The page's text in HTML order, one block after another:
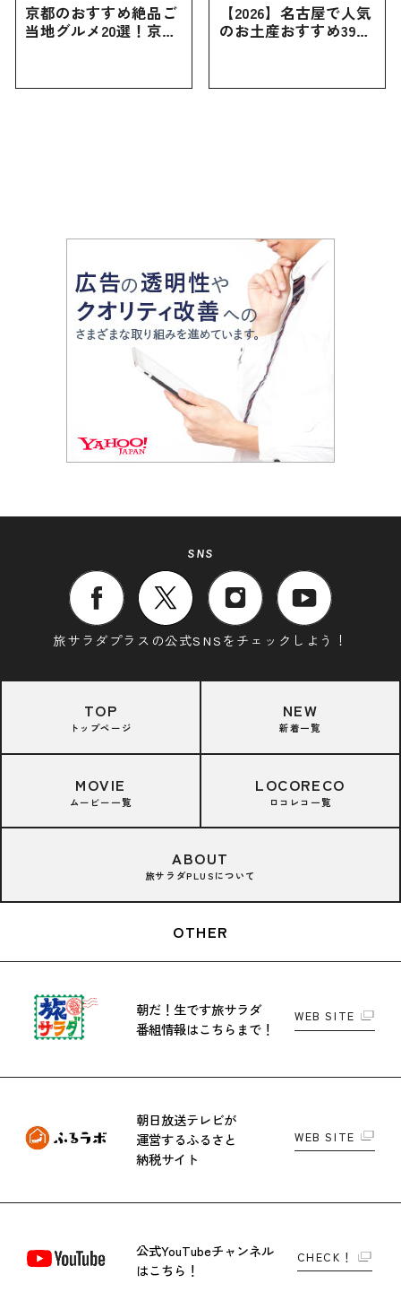
京都のおすすめ絶品ご
当地グルメ20選！京都
【2026】名古屋で人気
のお土産おすすめ39選
お土産・ばらまき用ま
SNS
旅サラダプラスの公式SNSをチェックしよう！
TOP
トップページ
NEW
新着一覧
MOVIE
ムービー一覧
LOCORECO
ロコレコ一覧
ABOUT
旅サラダPLUSについて
OTHER
朝だ！生です旅サラダ
番組情報はこちらまで！
WEB SITE
朝日放送テレビが
運営するふるさと
納税サイト
WEB SITE
公式YouTubeチャンネル
はこちら！
CHECK！